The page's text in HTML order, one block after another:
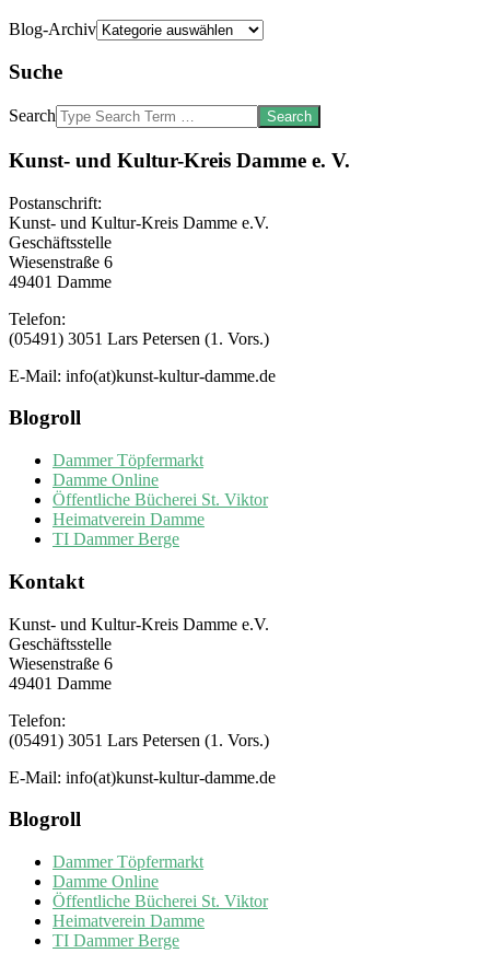
Blog-Archiv
Suche
Search
Kunst- und Kultur-Kreis Damme e. V.
Postanschrift:
Kunst- und Kultur-Kreis Damme e.V.
Geschäftsstelle
Wiesenstraße 6
49401 Damme
Telefon:
(05491) 3051 Lars Petersen (1. Vors.)
E-Mail: info(at)kunst-kultur-damme.de
Blogroll
Dammer Töpfermarkt
Damme Online
Öffentliche Bücherei St. Viktor
Heimatverein Damme
TI Dammer Berge
Kontakt
Kunst- und Kultur-Kreis Damme e.V.
Geschäftsstelle
Wiesenstraße 6
49401 Damme
Telefon:
(05491) 3051 Lars Petersen (1. Vors.)
E-Mail: info(at)kunst-kultur-damme.de
Blogroll
Dammer Töpfermarkt
Damme Online
Öffentliche Bücherei St. Viktor
Heimatverein Damme
TI Dammer Berge